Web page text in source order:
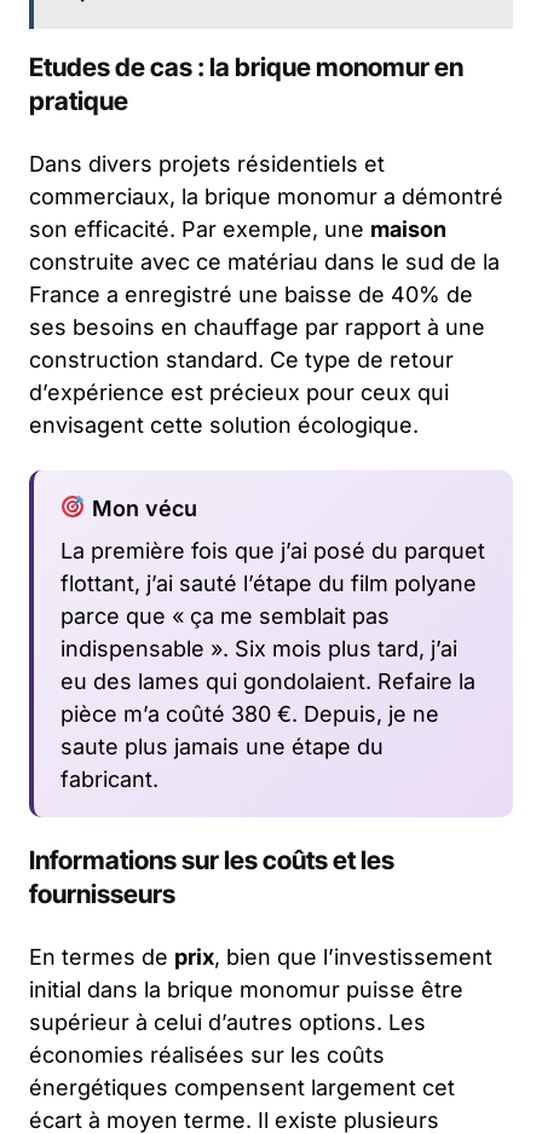
Etudes de cas : la brique monomur en
pratique
Dans divers projets résidentiels et
commerciaux, la brique monomur a démontré
son efficacité. Par exemple, une maison
construite avec ce matériau dans le sud de la
France a enregistré une baisse de 40% de
ses besoins en chauffage par rapport à une
construction standard. Ce type de retour
d’expérience est précieux pour ceux qui
envisagent cette solution écologique.
Mon vécu
La première fois que j’ai posé du parquet
flottant, j’ai sauté l’étape du film polyane
parce que « ça me semblait pas
indispensable ». Six mois plus tard, j’ai
eu des lames qui gondolaient. Refaire la
pièce m’a coûté 380 €. Depuis, je ne
saute plus jamais une étape du
fabricant.
Informations sur les coûts et les
fournisseurs
En termes de prix, bien que l’investissement
initial dans la brique monomur puisse être
supérieur à celui d’autres options. Les
économies réalisées sur les coûts
énergétiques compensent largement cet
écart à moyen terme. Il existe plusieurs